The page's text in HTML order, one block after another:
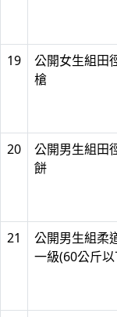
19
公開女生組田
槍
20
公開男生組田
餅
21
公開男生組柔
一級(60公斤